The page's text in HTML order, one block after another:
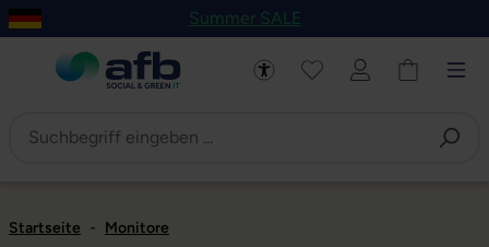
Hauptinhalt springen
Zur Navigation der B2B-Plattform springen
Summer SALE
Startseite - Monitore